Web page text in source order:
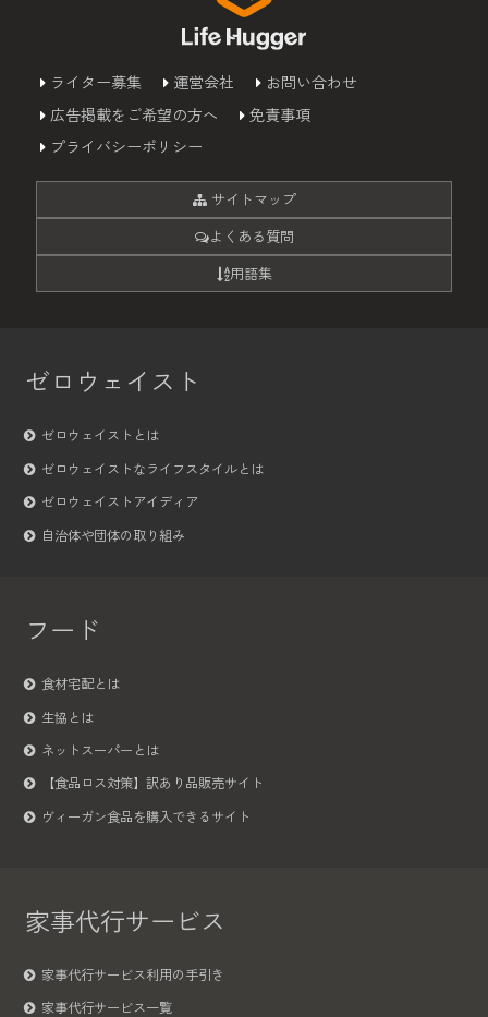
ライター募集 運営会社
お問い合わせ
広告掲載をご希望の方へ
免責事項
プライバシーポリシー
サイトマップ
よくある質問
用語集
ゼロウェイスト
ゼロウェイストとは
ゼロウェイストなライフスタイルとは
ゼロウェイストアイディア
自治体や団体の取り組み
フード
食材宅配とは
生協とは
ネットスーパーとは
【食品ロス対策】訳あり品販売サイト
ヴィーガン食品を購入できるサイト
家事代行サービス
家事代行サービス利用の手引き
家事代行サービス一覧